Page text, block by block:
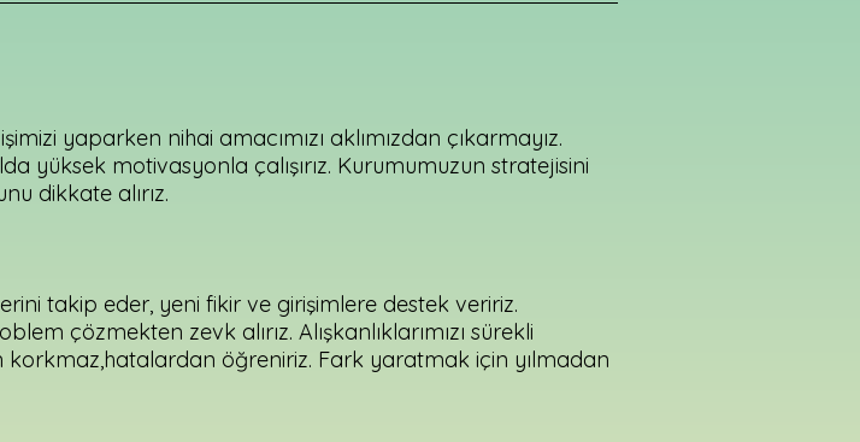
yaparken nihai amacımızı aklımızdan çıkarmayız.
yüksek motivasyonla çalışırız. Kurumumuzun stratejisini
dikkate alırız.
takip eder, yeni fikir ve girişimlere destek veririz.
çözmekten zevk alırız. Alışkanlıklarımızı sürekli
öğreniriz. Fark yaratmak için yılmadan